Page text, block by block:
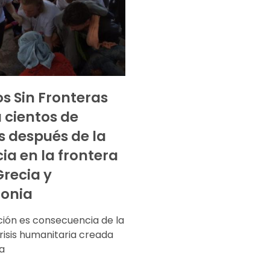
Sin Fronteras
de
después de la
en la frontera
y
es consecuencia de la
humanitaria creada